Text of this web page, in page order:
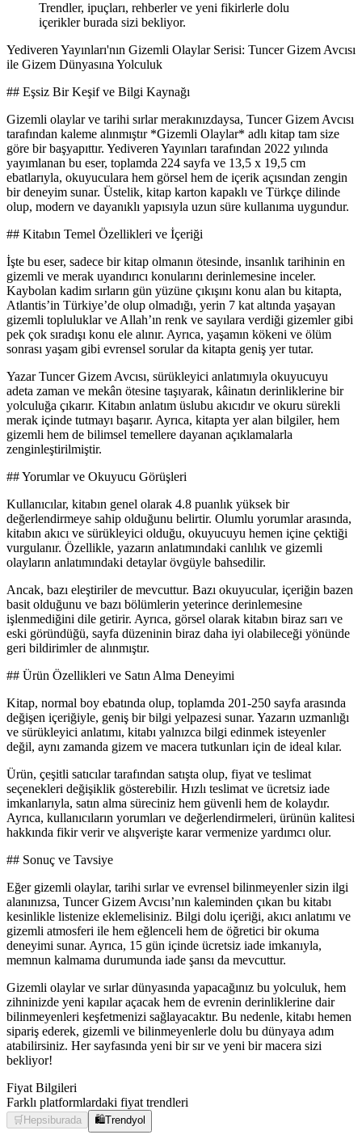
Trendler, ipuçları, rehberler ve yeni fikirlerle dolu
içerikler burada sizi bekliyor.
Yediveren Yayınları'nın Gizemli Olaylar Serisi: Tuncer Gizem Avcısı
ile Gizem Dünyasına Yolculuk
## Eşsiz Bir Keşif ve Bilgi Kaynağı
Gizemli olaylar ve tarihi sırlar merakınızdaysa, Tuncer Gizem Avcısı
tarafından kaleme alınmıştır *Gizemli Olaylar* adlı kitap tam size
göre bir başyapıttır. Yediveren Yayınları tarafından 2022 yılında
yayımlanan bu eser, toplamda 224 sayfa ve 13,5 x 19,5 cm
ebatlarıyla, okuyuculara hem görsel hem de içerik açısından zengin
bir deneyim sunar. Üstelik, kitap karton kapaklı ve Türkçe dilinde
olup, modern ve dayanıklı yapısıyla uzun süre kullanıma uygundur.
## Kitabın Temel Özellikleri ve İçeriği
İşte bu eser, sadece bir kitap olmanın ötesinde, insanlık tarihinin en
gizemli ve merak uyandırıcı konularını derinlemesine inceler.
Kaybolan kadim sırların gün yüzüne çıkışını konu alan bu kitapta,
Atlantis’in Türkiye’de olup olmadığı, yerin 7 kat altında yaşayan
gizemli topluluklar ve Allah’ın renk ve sayılara verdiği gizemler gibi
pek çok sıradışı konu ele alınır. Ayrıca, yaşamın kökeni ve ölüm
sonrası yaşam gibi evrensel sorular da kitapta geniş yer tutar.
Yazar Tuncer Gizem Avcısı, sürükleyici anlatımıyla okuyucuyu
adeta zaman ve mekân ötesine taşıyarak, kâinatın derinliklerine bir
yolculuğa çıkarır. Kitabın anlatım üslubu akıcıdır ve okuru sürekli
merak içinde tutmayı başarır. Ayrıca, kitapta yer alan bilgiler, hem
gizemli hem de bilimsel temellere dayanan açıklamalarla
zenginleştirilmiştir.
## Yorumlar ve Okuyucu Görüşleri
Kullanıcılar, kitabın genel olarak 4.8 puanlık yüksek bir
değerlendirmeye sahip olduğunu belirtir. Olumlu yorumlar arasında,
kitabın akıcı ve sürükleyici olduğu, okuyucuyu hemen içine çektiği
vurgulanır. Özellikle, yazarın anlatımındaki canlılık ve gizemli
olayların anlatımındaki detaylar övgüyle bahsedilir.
Ancak, bazı eleştiriler de mevcuttur. Bazı okuyucular, içeriğin bazen
basit olduğunu ve bazı bölümlerin yeterince derinlemesine
işlenmediğini dile getirir. Ayrıca, görsel olarak kitabın biraz sarı ve
eski göründüğü, sayfa düzeninin biraz daha iyi olabileceği yönünde
geri bildirimler de alınmıştır.
## Ürün Özellikleri ve Satın Alma Deneyimi
Kitap, normal boy ebatında olup, toplamda 201-250 sayfa arasında
değişen içeriğiyle, geniş bir bilgi yelpazesi sunar. Yazarın uzmanlığı
ve sürükleyici anlatımı, kitabı yalnızca bilgi edinmek isteyenler
değil, aynı zamanda gizem ve macera tutkunları için de ideal kılar.
Ürün, çeşitli satıcılar tarafından satışta olup, fiyat ve teslimat
seçenekleri değişiklik gösterebilir. Hızlı teslimat ve ücretsiz iade
imkanlarıyla, satın alma süreciniz hem güvenli hem de kolaydır.
Ayrıca, kullanıcıların yorumları ve değerlendirmeleri, ürünün kalitesi
hakkında fikir verir ve alışverişte karar vermenize yardımcı olur.
## Sonuç ve Tavsiye
Eğer gizemli olaylar, tarihi sırlar ve evrensel bilinmeyenler sizin ilgi
alanınızsa, Tuncer Gizem Avcısı’nın kaleminden çıkan bu kitabı
kesinlikle listenize eklemelisiniz. Bilgi dolu içeriği, akıcı anlatımı ve
gizemli atmosferi ile hem eğlenceli hem de öğretici bir okuma
deneyimi sunar. Ayrıca, 15 gün içinde ücretsiz iade imkanıyla,
memnun kalmama durumunda iade şansı da mevcuttur.
Gizemli olaylar ve sırlar dünyasında yapacağınız bu yolculuk, hem
zihninizde yeni kapılar açacak hem de evrenin derinliklerine dair
bilinmeyenleri keşfetmenizi sağlayacaktır. Bu nedenle, kitabı hemen
sipariş ederek, gizemli ve bilinmeyenlerle dolu bu dünyaya adım
atabilirsiniz. Her sayfasında yeni bir sır ve yeni bir macera sizi
bekliyor!
Fiyat Bilgileri
Farklı platformlardaki fiyat trendleri
🛒 Hepsiburada 🛍️Trendyol